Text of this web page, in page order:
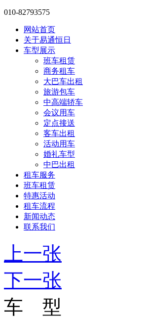
010-82793575
网站首页
关于易通恒日
车型展示
班车租赁
商务租车
大巴车出租
旅游包车
中高端轿车
会议用车
定点接送
客车出租
活动用车
婚礼车型
中巴出租
租车服务
班车租赁
特惠活动
租车流程
新闻动态
联系我们
上一张
下一张
车 型